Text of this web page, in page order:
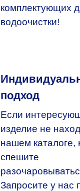
комплектующих
водоочистки!
подход
Если
изделие не
нашем каталоге,
спешите
Запросите у нас